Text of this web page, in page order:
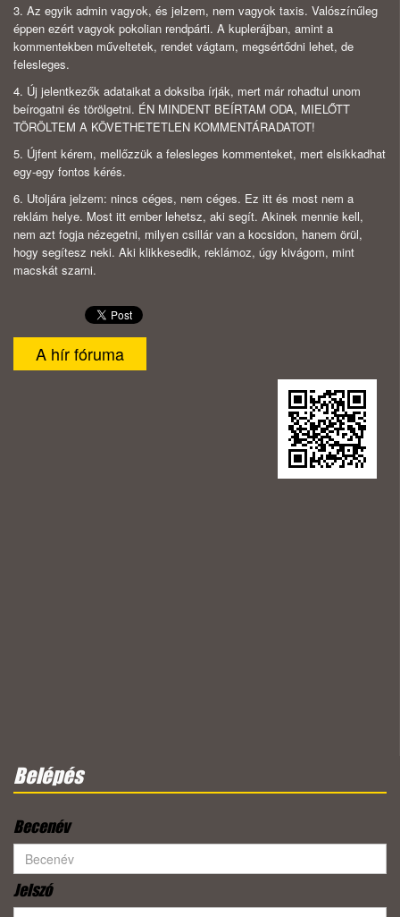
3. Az egyik admin vagyok, és jelzem, nem vagyok taxis. Valószínűleg
éppen ezért vagyok pokolian rendpárti. A kuplerájban, amint a
kommentekben műveltetek, rendet vágtam, megsértődni lehet, de
felesleges.
4. Új jelentkezők adataikat a doksiba írják, mert már rohadtul unom
beírogatni és törölgetni. ÉN MINDENT BEÍRTAM ODA, MIELŐTT
TÖRÖLTEM A KÖVETHETETLEN KOMMENTÁRADATOT!
5. Újfent kérem, mellőzzük a felesleges kommenteket, mert elsikkadhat
egy-egy fontos kérés.
6. Utoljára jelzem: nincs céges, nem céges. Ez itt és most nem a
reklám helye. Most itt ember lehetsz, aki segít. Akinek mennie kell,
nem azt fogja nézegetni, milyen csillár van a kocsidon, hanem örül,
hogy segítesz neki. Aki klikkesedik, reklámoz, úgy kivágom, mint
macskát szarni.
A hír fóruma
Belépés
Becenév
Jelszó